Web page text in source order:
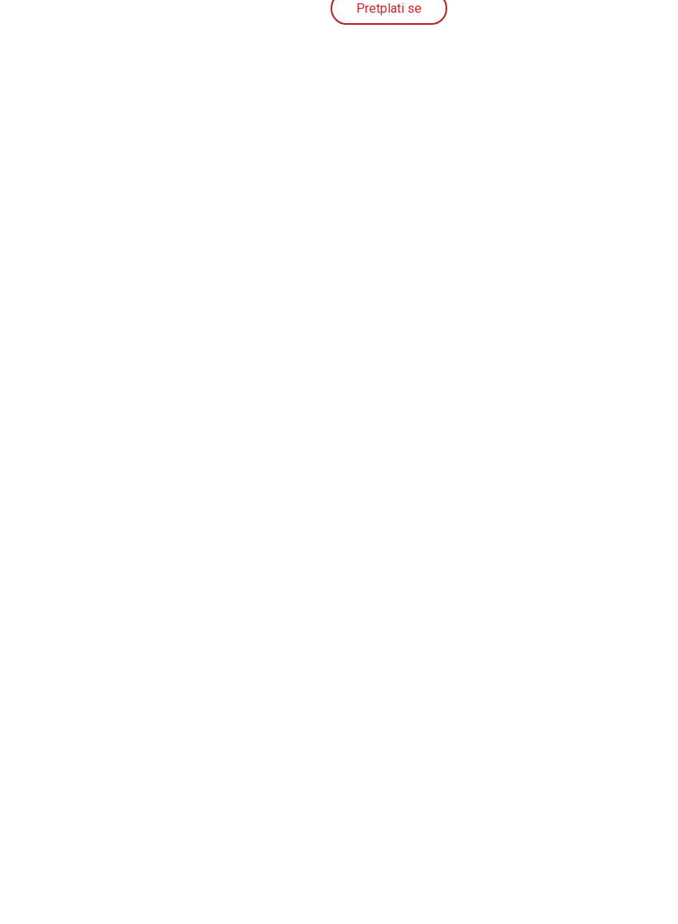
Pretplati se